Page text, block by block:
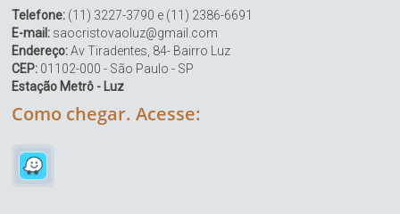
Telefone: (11) 3227-3790 e (11) 2386-6691
E-mail: saocristovaoluz@gmail.com
Endereço:Av Tiradentes, 84- Bairro Luz
CEP: 01102-000 - São Paulo - SP
Estação Metrô - Luz
Como chegar. Acesse: